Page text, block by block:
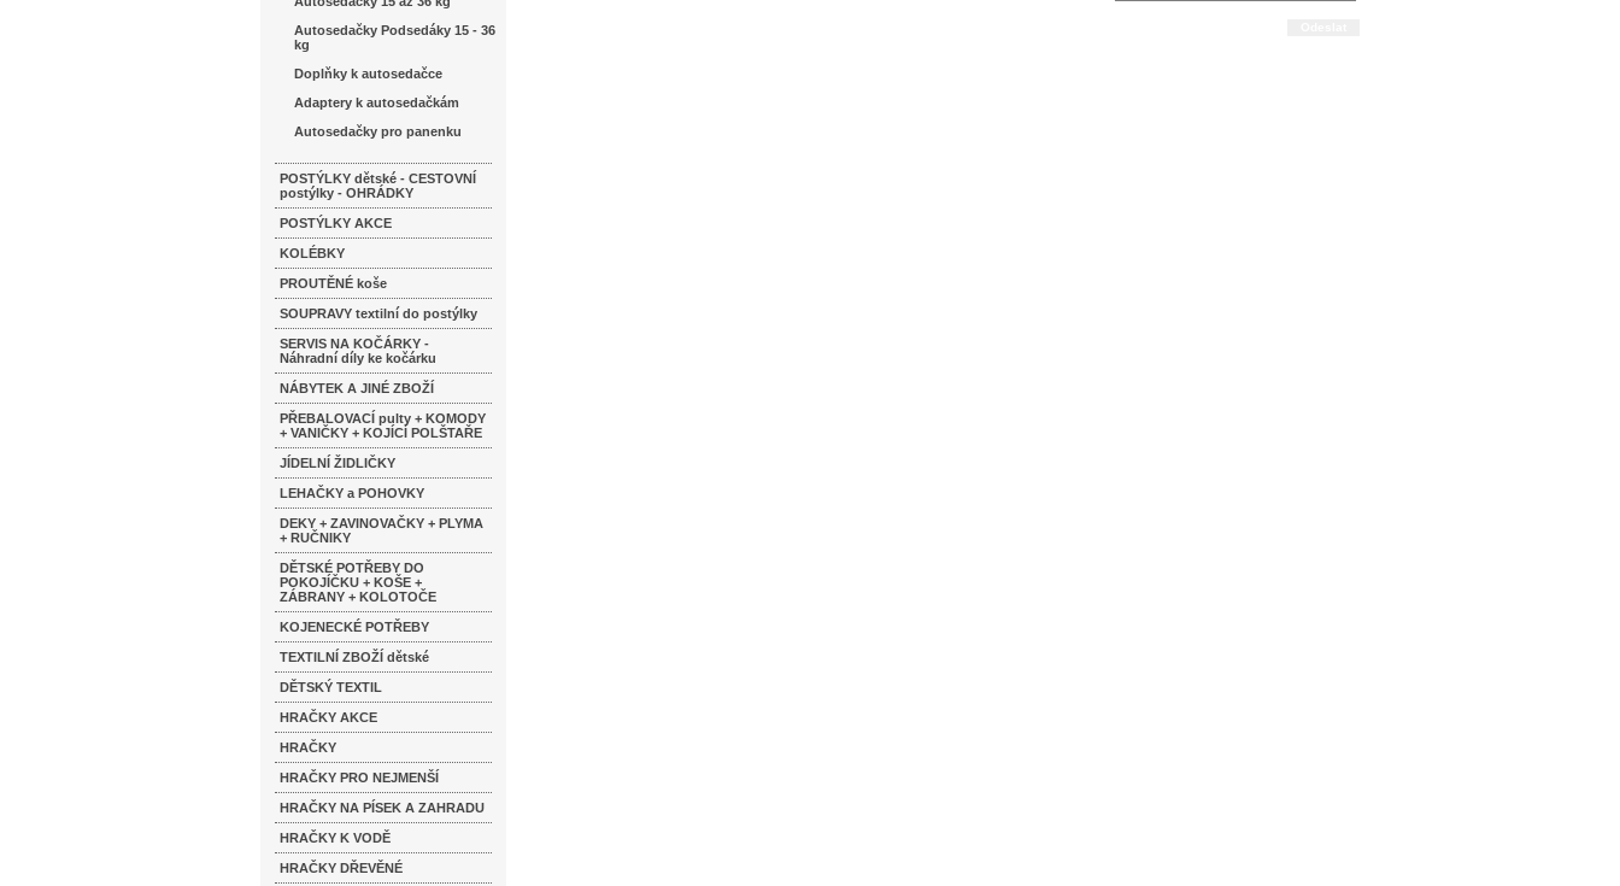
Autosedačky Podsedáky 15 - 36
kg
Doplňky k autosedačce
Adaptery k autosedačkám
Autosedačky pro panenku
POSTÝLKY dětské - CESTOVNÍ
postýlky - OHRÁDKY
POSTÝLKY AKCE
KOLÉBKY
PROUTĚNÉ koše
SOUPRAVY textilní do postýlky
SERVIS NA KOČÁRKY -
Náhradní díly ke kočárku
NÁBYTEK A JINÉ ZBOŽÍ
PŘEBALOVACÍ pulty + KOMODY
+ VANIČKY + KOJÍCÍ POLŠTAŘE
JÍDELNÍ ŽIDLIČKY
LEHAČKY a POHOVKY
DEKY + ZAVINOVAČKY + PLYMA
+ RUČNIKY
DĚTSKÉ POTŘEBY DO
POKOJÍČKU + KOŠE +
ZÁBRANY + KOLOTOČE
KOJENECKÉ POTŘEBY
TEXTILNÍ ZBOŽÍ dětské
DĚTSKÝ TEXTIL
HRAČKY AKCE
HRAČKY
HRAČKY PRO NEJMENŠÍ
HRAČKY NA PÍSEK A ZAHRADU
HRAČKY K VODĚ
HRAČKY DŘEVĚNÉ